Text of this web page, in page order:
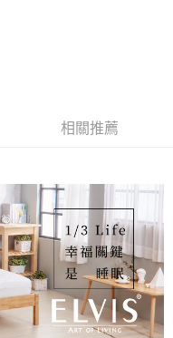
相關推薦